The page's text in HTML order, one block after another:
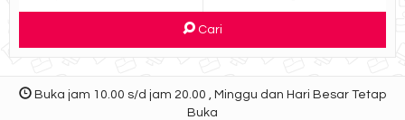
Cari
Buka jam 10.00 s/d jam 20.00 , Minggu dan Hari Besar Tetap
Buka